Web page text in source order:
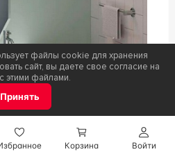
Войти
Корзина
Urbatec
файлы cookie для хранения
сайт, вы даете свое согласие на
этими файлами.
Принять